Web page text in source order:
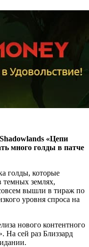
«Цепи
много голды в патче
голды, которые
темных землях,
вышли в тираж по
уровня спроса на
нового контентного
На сей раз Близзард